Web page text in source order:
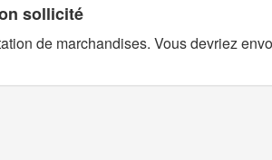
sollicité
de marchandises. Vous devriez